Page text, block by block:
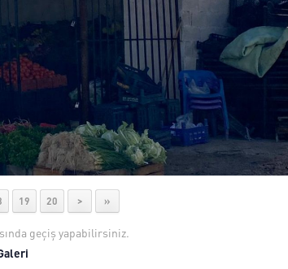
19 20 > »
geçiş yapabilirsiniz.